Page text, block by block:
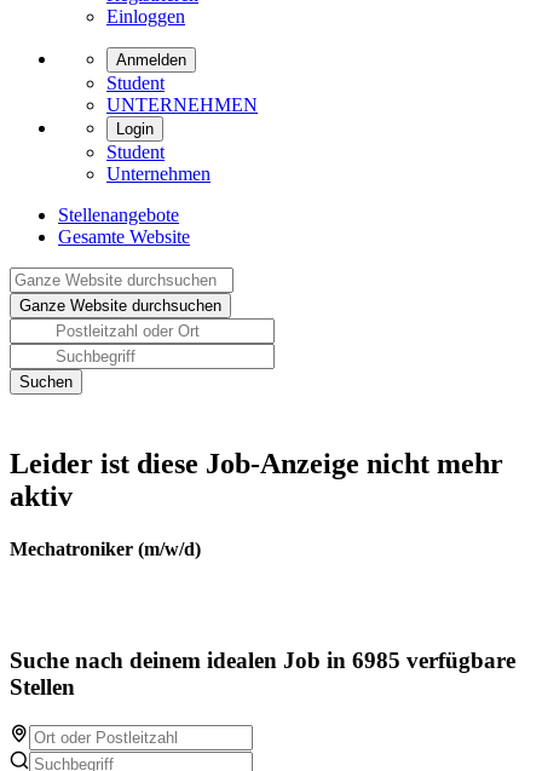
Einloggen
Anmelden
Student
UNTERNEHMEN
Login
Student
Unternehmen
Stellenangebote
Gesamte Website
Leider ist diese Job-Anzeige nicht mehr
aktiv
Mechatroniker (m/w/d)
Suche nach deinem idealen Job in 6985 verfügbare
Stellen